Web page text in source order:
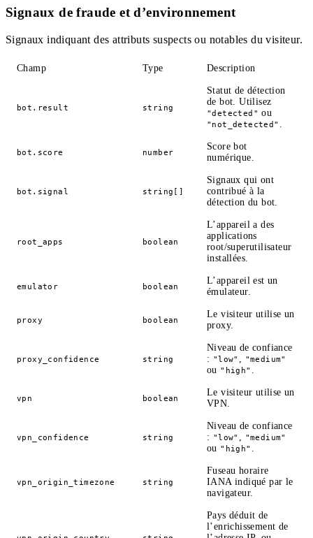
Signaux de fraude et d’environnement
Signaux indiquant des attributs suspects ou notables du visiteur.
Champ Type Description
bot.result string
Statut de détection
de bot. Utilisez
"detected" ou
"not_detected"
bot.score number
Score bot
numérique.
bot.signal string[]
Signaux qui ont
contribué à la
détection du bot.
root_apps boolean
L’appareil a des
applications
root/superutilisateur
installées.
emulator boolean
L’appareil est un
émulateur.
proxy boolean
Le visiteur utilise un
proxy.
proxy_confidence string
Niveau de confiance
: "low" "medium"
ou "high"
vpn boolean
Le visiteur utilise un
VPN.
vpn_confidence string
Niveau de confiance
: "low" "medium"
ou "high"
vpn_origin_timezone string
Fuseau horaire
IANA indiqué par le
navigateur.
Pays déduit de
l’enrichissement de